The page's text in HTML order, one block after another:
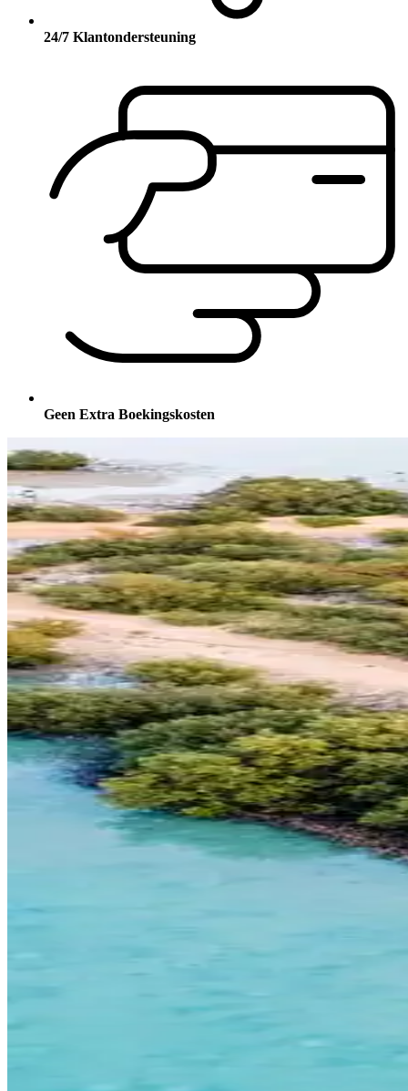
24/7 Klantondersteuning
Geen Extra Boekingskosten